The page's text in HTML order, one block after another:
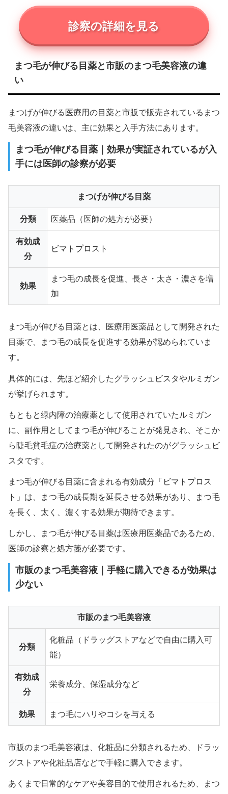
診察の詳細を見る
まつ毛が伸びる目薬と市販のまつ毛美容液の違
い
まつげが伸びる医療用の目薬と市販で販売されているまつ
毛美容液の違いは、主に効果と入手方法にあります。
まつ毛が伸びる目薬｜効果が実証されているが入
手には医師の診察が必要
まつげが伸びる目薬
分類 医薬品（医師の処方が必要）
有効成
分
ビマトプロスト
効果
まつ毛の成長を促進、長さ・太さ・濃さを増
加
まつ毛が伸びる目薬とは、医療用医薬品として開発された
目薬で、まつ毛の成長を促進する効果が認められていま
す。
具体的には、先ほど紹介したグラッシュビスタやルミガン
が挙げられます。
もともと緑内障の治療薬として使用されていたルミガン
に、副作用としてまつ毛が伸びることが発見され、そこか
ら睫毛貧毛症の治療薬として開発されたのがグラッシュビ
スタです。
まつ毛が伸びる目薬に含まれる有効成分「ビマトプロス
ト」は、まつ毛の成長期を延長させる効果があり、まつ毛
を長く、太く、濃くする効果が期待できます。
しかし、まつ毛が伸びる目薬は医療用医薬品であるため、
医師の診察と処方箋が必要です。
市販のまつ毛美容液｜手軽に購入できるが効果は
少ない
市販のまつ毛美容液
分類
化粧品（ドラッグストアなどで自由に購入可
能）
有効成
分
栄養成分、保湿成分など
効果 まつ毛にハリやコシを与える
市販のまつ毛美容液は、化粧品に分類されるため、ドラッ
グストアや化粧品店などで手軽に購入できます。
あくまで日常的なケアや美容目的で使用されるため、まつ